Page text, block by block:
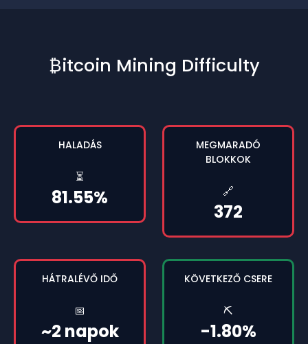
₿itcoin Mining Difficulty
HALADÁS
⏳
81.55%
MEGMARADÓ
BLOKKOK
🔗
372
HÁTRALÉVŐ IDŐ
📅
~2 napok
KÖVETKEZŐ CSERE
⛏️
-1.80%